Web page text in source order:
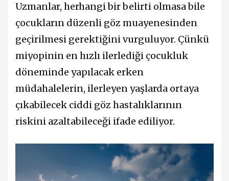
Uzmanlar, herhangi bir belirti olmasa bile
çocukların düzenli göz muayenesinden
geçirilmesi gerektiğini vurguluyor. Çünkü
miyopinin en hızlı ilerlediği çocukluk
döneminde yapılacak erken
müdahalelerin, ilerleyen yaşlarda ortaya
çıkabilecek ciddi göz hastalıklarının
riskini azaltabileceği ifade ediliyor.